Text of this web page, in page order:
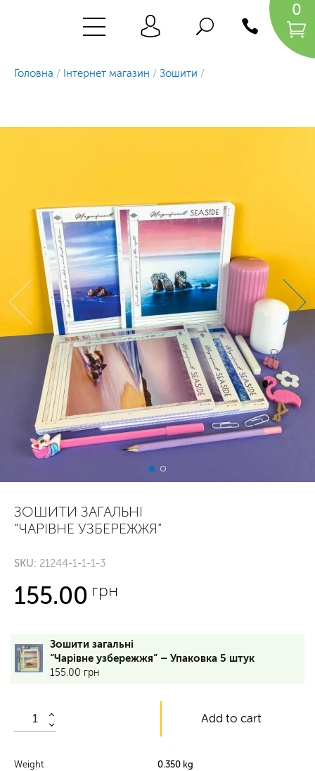
Головна / Інтернет магазин / Зошити /
0
ЗОШИТИ ЗАГАЛЬНІ
“ЧАРІВНЕ УЗБЕРЕЖЖЯ”
SKU: 21244-1-1-1-3
155.00грн
аркушів,
клітинка,
обкладинка
м²,
фольгою,
Зошити загальні
“Чарівне узбережжя” – Упаковка 5 штук
155.00 грн
Add to cart
Weight
0.350 kg